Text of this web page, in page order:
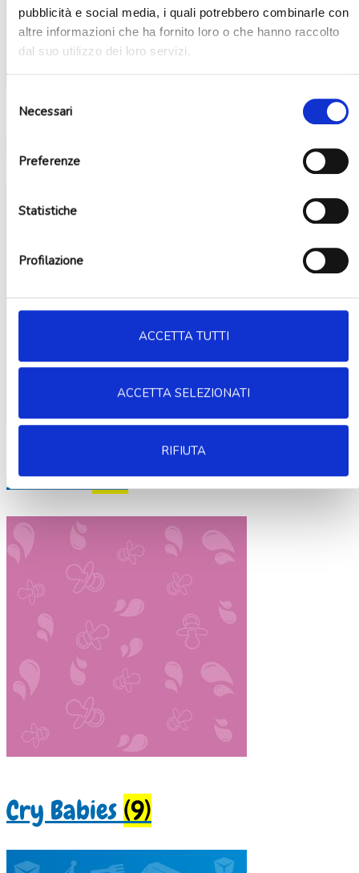
pubblicità e social media, i quali potrebbero combinarle con
altre informazioni che ha fornito loro o che hanno raccolto
dal suo utilizzo dei loro servizi.
delNecessari
Preferenze
Statistiche
Profilazione
ACCETTA TUTTI
ACCETTA SELEZIONATI
RIFIUTA
Chromo(14)
Cry Babies (9)